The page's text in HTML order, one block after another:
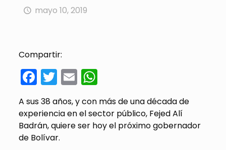
mayo 10, 2019
Compartir:
Facebook
Twitter
EmailWhatsApp
A sus 38 años, y con más de una década de
experiencia en el sector público, Fejed Alí
Badrán, quiere ser hoy el próximo gobernador
de Bolívar.